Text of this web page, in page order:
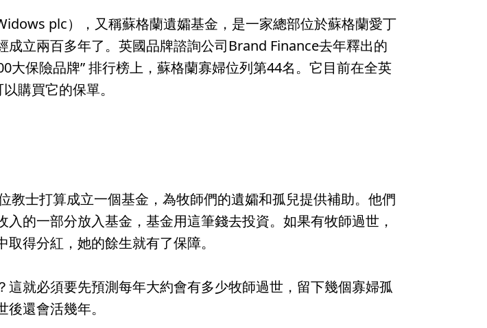
plc），又稱蘇格蘭遺孀基金，是一家總部位於蘇格蘭愛丁
成立兩百多年了。英國品牌諮詢公司Brand Finance去年釋出的
大保險品牌” 排行榜上，蘇格蘭寡婦位列第44名。它目前在全英
購買它的保單。
教士打算成立一個基金，為牧師們的遺孀和孤兒提供補助。他們
的一部分放入基金，基金用這筆錢去投資。如果有牧師過世，
得分紅，她的餘生就有了保障。
這就必須要先預測每年大約會有多少牧師過世，留下幾個寡婦孤
還會活幾年。